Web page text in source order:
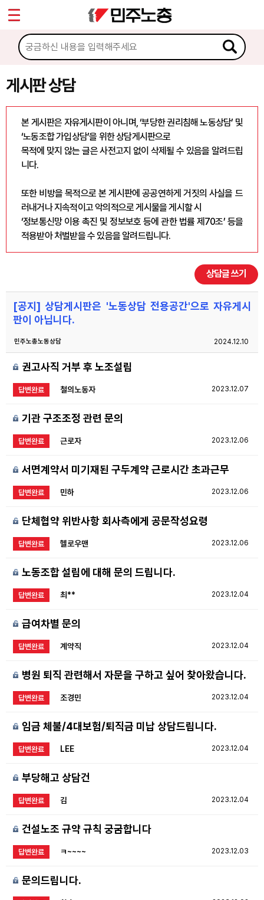
게시판 상담
본 게시판은 자유게시판이 아니며, ‘부당한 권리침해 노동상담’ 및
‘노동조합 가입상담’을 위한 상담게시판으로
목적에 맞지 않는 글은 사전고지 없이 삭제될 수 있음을 알려드립
니다.
또한 비방을 목적으로 본 게시판에 공공연하게 거짓의 사실을 드
러내거나 지속적이고 악의적으로 게시물을 게시할 시
‘정보통신망 이용 촉진 및 정보보호 등에 관한 법률 제70조’ 등을
적용받아 처벌받을 수 있음을 알려드립니다.
상담글 쓰기
[공지] 상담게시판은 '노동상담 전용공간'으로 자유게시
판이 아닙니다.
2024.12.10
민주노총노동상담
권고사직 거부 후 노조설립
답변완료 2023.12.07
철의노동자
기관 구조조정 관련 문의
답변완료 2023.12.06
근로자
서면계약서 미기재된 구두계약 근로시간 초과근무
답변완료 2023.12.06
민하
단체협약 위반사항 회사측에게 공문작성요령
답변완료 2023.12.06
헬로우맨
노동조합 설립에 대해 문의 드립니다.
답변완료 2023.12.04
최**
급여차별 문의
답변완료 2023.12.04
계약직
병원 퇴직 관련해서 자문을 구하고 싶어 찾아왔습니다.
답변완료 2023.12.04
조경민
임금 체불/4대보험/퇴직금 미납 상담드립니다.
답변완료 2023.12.04
LEE
부당해고 상담건
답변완료 2023.12.04
김
건설노조 규약 규칙 궁굼합니다
답변완료 2023.12.03
ㅋ~~~~
문의드립니다.
마이페이지
소개
소식
게시판 상담
권리찾기수첩 검색
바로보기
찾아보기
노동조합 가입 안내
전국 노동상담소 안내
부설기관
업무
Sketchbook5, 스케치북5
Sketchbook5, 스케치북5